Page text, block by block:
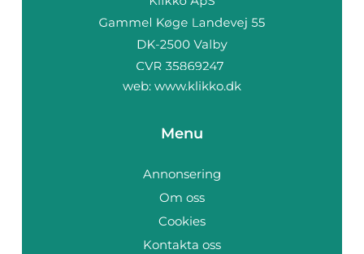
web: www.klikko.dk
Menu
Annonsering
Om oss
Cookies
Kontakta oss